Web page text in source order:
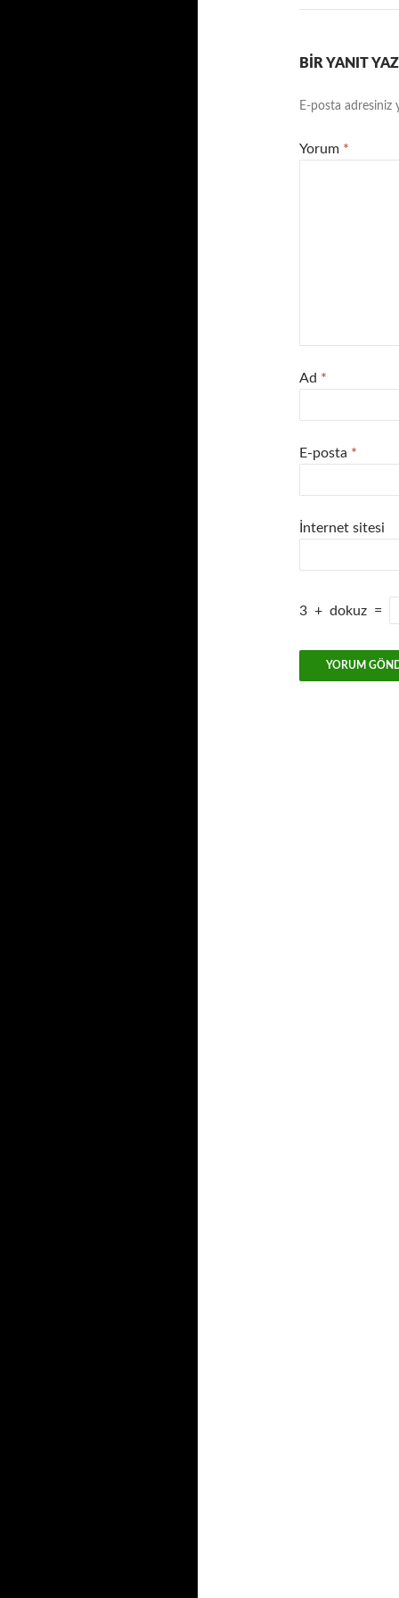
BIR YANIT
E-posta adresiniz
Yorum *
Ad *
E-posta *
İnternet sitesi
3 + dokuz =